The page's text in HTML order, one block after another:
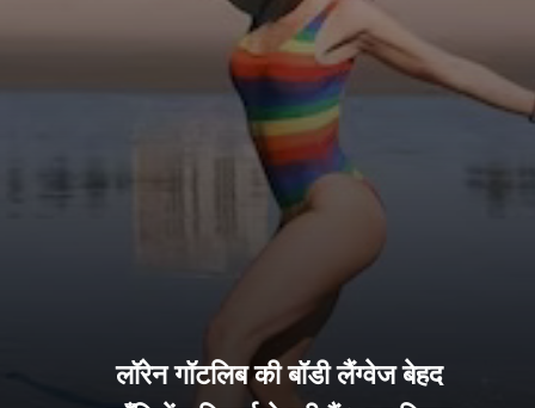
लॉरेन गॉटलिब की बॉडी लैंग्वेज बेहद